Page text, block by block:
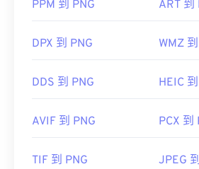
相关PNG工具：
PPM 到 PNG ART 到
DPX 到 PNG WMZ
DDS 到 PNG HEIC
AVIF 到 PNG PCX 到
TIF 到 PNG JPEG